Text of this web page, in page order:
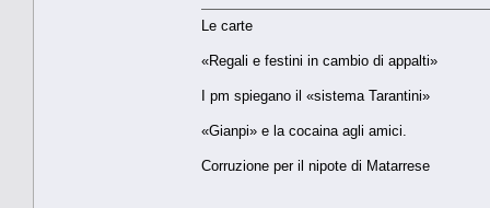
Le carte
«Regali e festini in cambio di appalti»
I pm spiegano il «sistema Tarantini»
«Gianpi» e la cocaina agli amici.
Corruzione per il nipote di Matarrese